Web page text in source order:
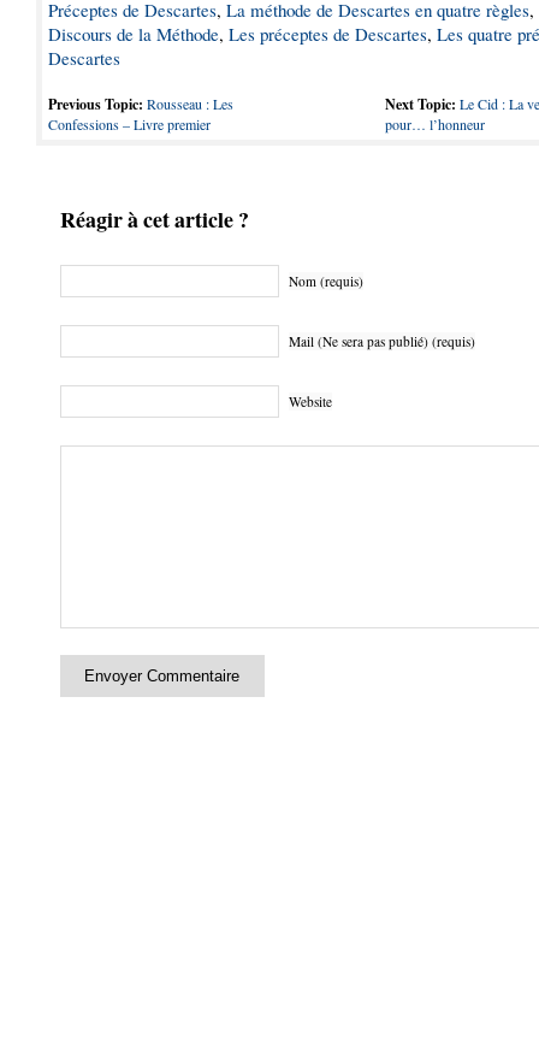
Préceptes de Descartes, La méthode de Descartes en quatre règles,
Discours de la Méthode, Les préceptes de Descartes, Les quatre
Descartes
Previous Topic: Rousseau : Les
Confessions – Livre premier
Next Topic: Le Cid : La
pour… l’honneur
Réagir à cet article ?
Nom (requis)
Mail (Ne sera pas publié) (requis)
Website